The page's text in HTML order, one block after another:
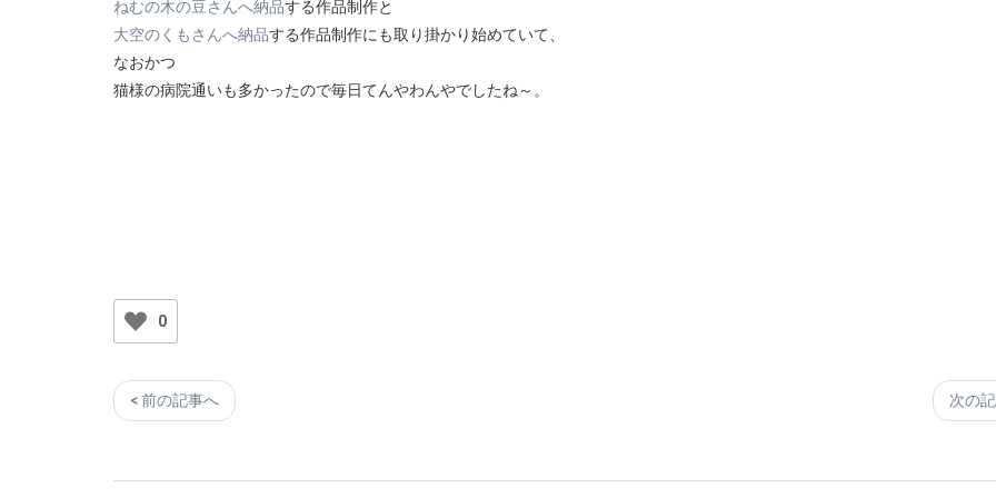
ねむの木の豆さんへ納品する作品制作と
大空のくもさんへ納品する作品制作にも取り掛かり始めていて、
なおかつ
猫様の病院通いも多かったので毎日てんやわんやでしたね～。
0
< 前の記事へ 次の